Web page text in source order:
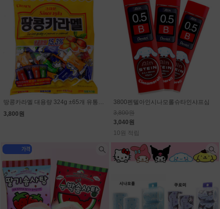
땅콩카라멜 대용량 324g ±65개 유통기한 임박할인(9월11일)
3,800원
3800펜텔아인시나모롤슈타인샤프심
3,800원
3,040원
10원 적립